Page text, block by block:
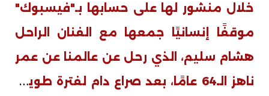
خلال منشور لها على حسابها بـ"فيسبوك"
موقفًا إنسانيًا جمعها مع الفنان الراحل
هشام سليم، الذي رحل عن عالمنا عن عمر
ناهز الـ64 عامًا، بعد صراع دام لفترة طويلة